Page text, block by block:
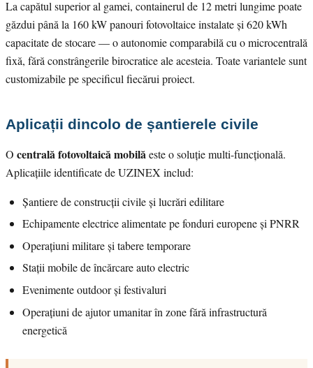
La capătul superior al gamei, containerul de 12 metri lungime poate
găzdui până la 160 kW panouri fotovoltaice instalate și 620 kWh
capacitate de stocare — o autonomie comparabilă cu o microcentrală
fixă, fără constrângerile birocratice ale acesteia. Toate variantele sunt
customizabile pe specificul fiecărui proiect.
Aplicații dincolo de șantierele civile
O centrală fotovoltaică mobilăeste o soluție multi-funcțională.
Aplicațiile identificate de UZINEX includ:
Șantiere de construcții civile și lucrări edilitare
Echipamente electrice alimentate pe fonduri europene și PNRR
Operațiuni militare și tabere temporare
Stații mobile de încărcare auto electric
Evenimente outdoor și festivaluri
Operațiuni de ajutor umanitar în zone fără infrastructură
energetică